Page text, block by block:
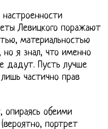
Левицкого поражают
материальностью
но я знал, что именно
дадут. Пусть лучше
частично прав
опираясь обеими
портрет